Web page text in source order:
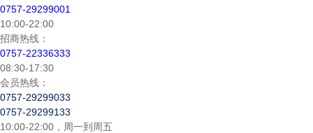
0757-29299001
10:00-22:00
招商热线：
0757-22336333
08:30-17:30
会员热线：
0757-29299033
0757-29299133
10:00-22:00，周一到周五